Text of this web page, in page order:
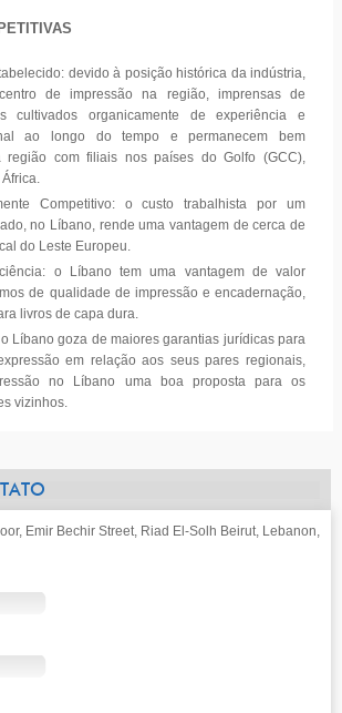
devido à posição histórica da indústria,
de impressão na região, imprensas de
cultivados organicamente de experiência e
ao longo do tempo e permanecem bem
região com filiais nos países do Golfo (GCC),
Competitivo: o custo trabalhista por um
no Líbano, rende uma vantagem de cerca de
do Leste Europeu.
o Líbano tem uma vantagem de valor
de qualidade de impressão e encadernação,
livros de capa dura.
Líbano goza de maiores garantias jurídicas para
em relação aos seus pares regionais,
no Líbano uma boa proposta para os
vizinhos.
Emir Bechir Street, Riad El-Solh Beirut, Lebanon,